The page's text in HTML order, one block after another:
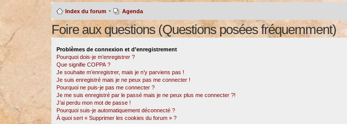
Index du forum • Agenda
Foire aux questions (Questions posées fréquemment)
Problèmes de connexion et d’enregistrement
Pourquoi dois-je m’enregistrer ?
Que signifie COPPA ?
Je souhaite m’enregistrer, mais je n’y parviens pas !
Je suis enregistré mais je ne peux pas me connecter !
Pourquoi ne puis-je pas me connecter ?
Je me suis enregistré par le passé mais je ne peux plus me connecter ?!
J’ai perdu mon mot de passe !
Pourquoi suis-je automatiquement déconnecté ?
À quoi sert « Supprimer les cookies du forum » ?